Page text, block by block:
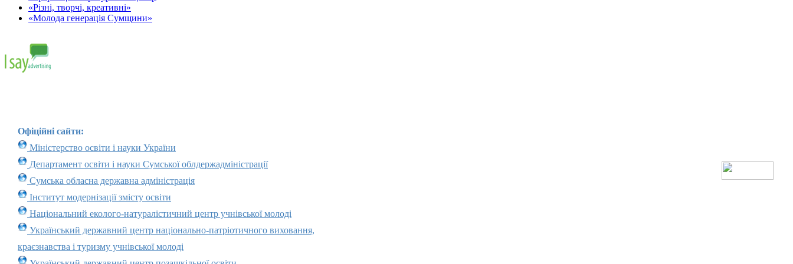
«Різні, творчі, креативні»
«Молода генерація Сумщини»
Офіційні сайти:
Міністерство освіти і науки України
Департамент освіти і науки Сумської облдержадміністрації
Сумська обласна державна адміністрація
Інститут модернізації змісту освіти
Національний еколого-натуралістичний центр учнівської молоді
Український державний центр національно-патріотичного виховання,
краєзнавства і туризму учнівської молоді